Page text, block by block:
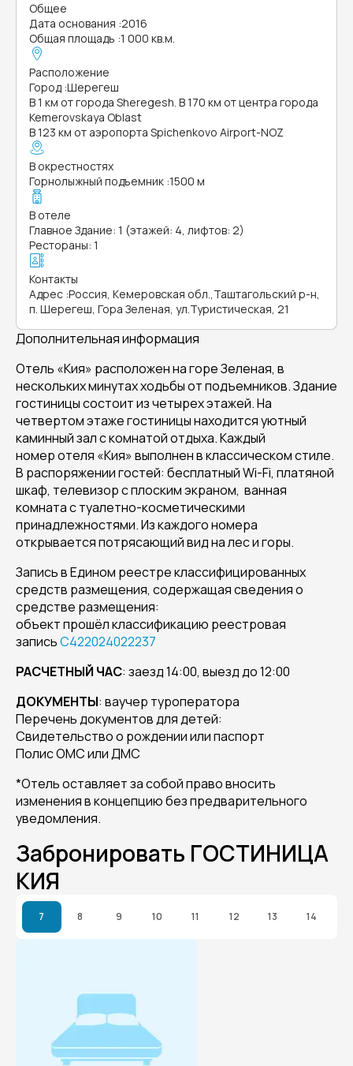
Общее
Дата основания :2016
Общая площадь :1 000 кв.м.
Расположение
Город :Шерегеш
В 1 км от города Sheregesh. В 170 км от центра города
Kemerovskaya Oblast
В 123 км от аэропорта Spichenkovo Airport-NOZ
В окрестностях
Горнолыжный подъемник :1500 м
В отеле
Главное Здание: 1 (этажей: 4, лифтов: 2)
Рестораны: 1
Контакты
Адрес :Россия, Кемеровская обл.,Таштагольский р-н,
п. Шерегеш, Гора Зеленая, ул.Туристическая, 21
Дополнительная информация
Отель «Кия» расположен на горе Зеленая, в
нескольких минутах ходьбы от подъемников. Здание
гостиницы состоит из четырех этажей. На
четвертом этаже гостиницы находится уютный
каминный зал с комнатой отдыха. Каждый
номер отеля «Кия» выполнен в классическом стиле.
В распоряжении гостей: бесплатный Wi-Fi, платяной
шкаф, телевизор с плоским экраном, ванная
комната с туалетно-косметическими
принадлежностями. Из каждого номера
открывается потрясающий вид на лес и горы.
Запись в Едином реестре классифицированных
средств размещения, содержащая сведения о
средстве размещения:
объект прошёл классификацию реестровая
записьС422024022237
РАСЧЕТНЫЙ ЧАС: заезд 14:00, выезд до 12:00
ДОКУМЕНТЫ: ваучер туроператора
Перечень документов для детей:
Свидетельство о рождении или паспорт
Полис ОМС или ДМС
*Отель оставляет за собой право вносить
изменения в концепцию без предварительного
уведомления.
Забронировать ГОСТИНИЦА
КИЯ
7 8 9 10 11 12 13 14